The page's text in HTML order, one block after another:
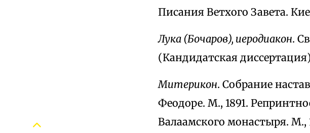
Писания Ветхого Завета.
Лука (Бочаров), иеродиакон.
(Кандидатская
Митерикон. Собрание
Феодоре. М., 1891.
Валаамского монастыря. М.,